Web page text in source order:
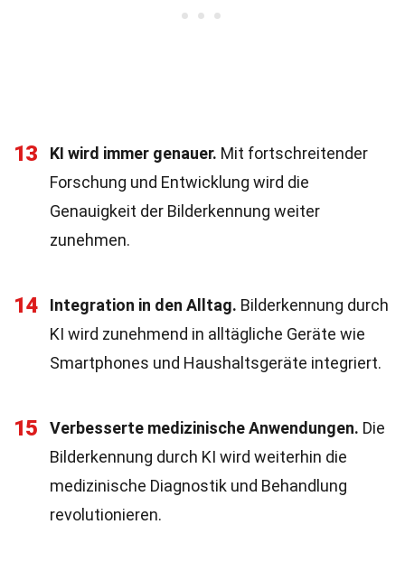
13 KI wird immer genauer. Mit fortschreitender
Forschung und Entwicklung wird die
Genauigkeit der Bilderkennung weiter
zunehmen.
14 Integration in den Alltag. Bilderkennung durch
KI wird zunehmend in alltägliche Geräte wie
Smartphones und Haushaltsgeräte integriert.
15 Verbesserte medizinische Anwendungen. Die
Bilderkennung durch KI wird weiterhin die
medizinische Diagnostik und Behandlung
revolutionieren.